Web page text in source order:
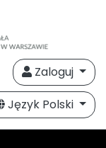
Zaloguj
Język Polski